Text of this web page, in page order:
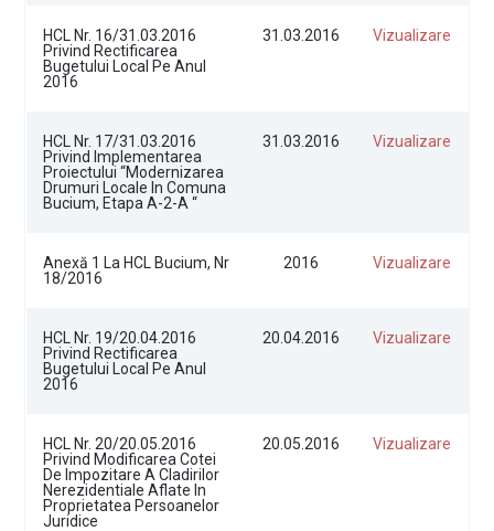
HCL Nr. 16/31.03.2016
Privind Rectificarea
Bugetului Local Pe Anul
2016
31.03.2016 Vizualizare
HCL Nr. 17/31.03.2016
Privind Implementarea
Proiectului “Modernizarea
Drumuri Locale In Comuna
Bucium, Etapa A-2-A “
31.03.2016 Vizualizare
Anexă 1 La HCL Bucium, Nr
18/2016
2016 Vizualizare
HCL Nr. 19/20.04.2016
Privind Rectificarea
Bugetului Local Pe Anul
2016
20.04.2016 Vizualizare
HCL Nr. 20/20.05.2016
Privind Modificarea Cotei
De Impozitare A Cladirilor
Nerezidentiale Aflate In
Proprietatea Persoanelor
Juridice
20.05.2016 Vizualizare